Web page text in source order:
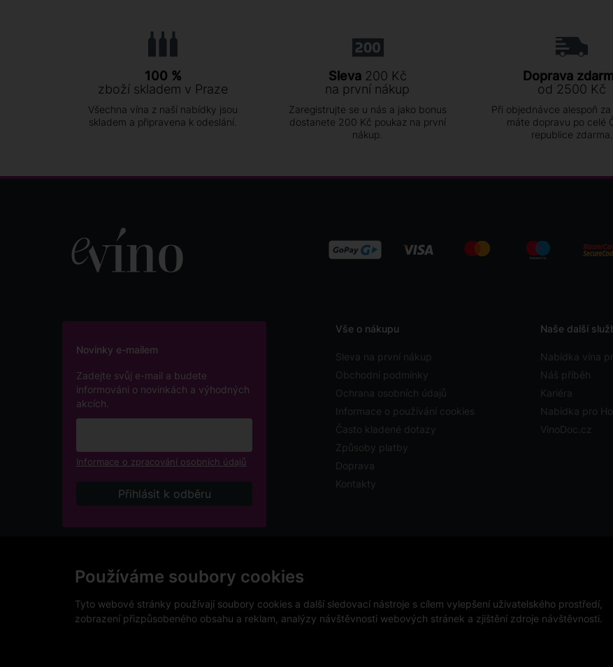
Používáme soubory cookies
Tyto webové stránky používají soubory cookies a další sledovací nástroje s cílem vylepšení uživatelského prostředí,
zobrazení přizpůsobeného obsahu a reklam, analýzy návštěvnosti webových stránek a zjištění zdroje návštěvnosti.
100 %
zboží skladem v Praze
Všechna vína z naší nabídky jsou
skladem a připravena k odeslání.
Sleva200 Kč
na první nákup
Zaregistrujte se u nás a jako bonus
dostanete 200 Kč poukaz na první
nákup.
Doprava
od 2500 Kč
Při objednávce alespoň
máte dopravu po celé
republice zdarma.
Vše o nákupu
Sleva na první nákup
Obchodní podmínky
Ochrana osobních údajů
Informace o používání cookies
Často kladené dotazy
Způsoby platby
Doprava
Kontakty
Naše další
Nabídka vína
Náš příběh
Kariéra
Nabídka pro
VinoDoc.cz
Novinky e-mailem
Zadejte svůj e-mail a budete
informováni o novinkách a výhodných
akcích.
Informace o zpracování osobních údajů
přijatou tržbu u správce daně online, v případě technického výpadku pak nejpozději do 48 hodin.
V e-shopu eVíno.cz platí zákaz prodeje alkoholických nápojů osobám mladším 18 let.